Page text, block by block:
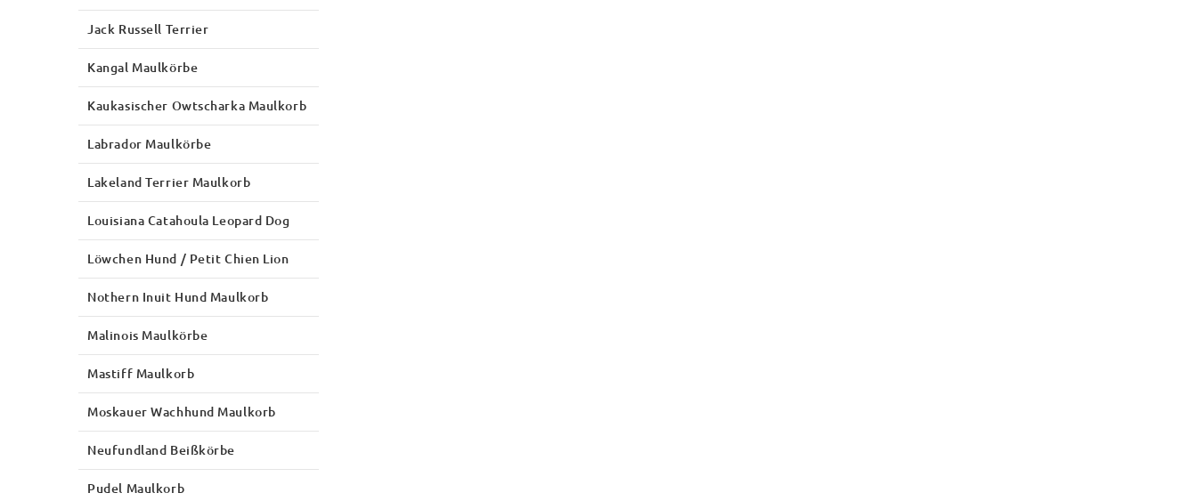
Jack Russell Terrier
Kangal Maulkörbe
Kaukasischer Owtscharka Maulkorb
Labrador Maulkörbe
Lakeland Terrier Maulkorb
Louisiana Catahoula Leopard Dog
Löwchen Hund / Petit Chien Lion
Nothern Inuit Hund Maulkorb
Malinois Maulkörbe
Mastiff Maulkorb
Moskauer Wachhund Maulkorb
Neufundland Beißkörbe
Pudel Maulkorb